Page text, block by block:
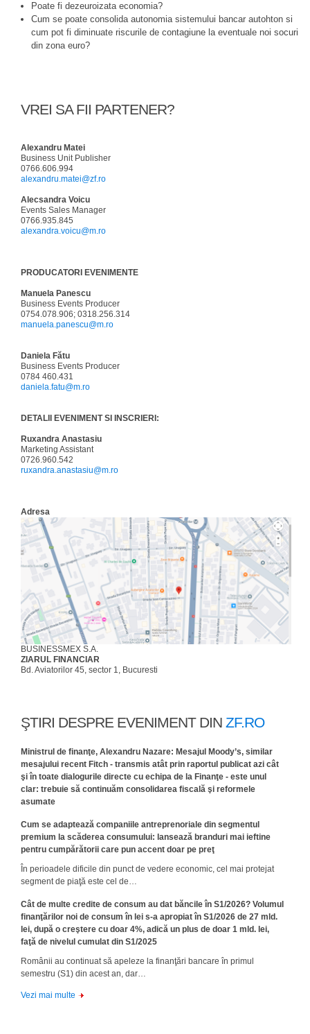
Poate fi dezeuroizata economia?
Cum se poate consolida autonomia sistemului bancar autohton si
cum pot fi diminuate riscurile de contagiune la eventuale noi socuri
din zona euro?
VREI SA FII PARTENER?
Alexandru Matei
Business Unit Publisher
0766.606.994
alexandru.matei@zf.ro
Alecsandra Voicu
Events Sales Manager
0766.935.845
alexandra.voicu@m.ro
PRODUCATORI EVENIMENTE
Manuela Panescu
Business Events Producer
0754.078.906; 0318.256.314
manuela.panescu@m.ro
Daniela Fătu
Business Events Producer
0784 460.431
daniela.fatu@m.ro
DETALII EVENIMENT SI INSCRIERI:
Ruxandra Anastasiu
Marketing Assistant
0726.960.542
ruxandra.anastasiu@m.ro
Adresa
BUSINESSMEX S.A.
ZIARUL FINANCIAR
Bd. Aviatorilor 45, sector 1, Bucuresti
ŞTIRI DESPRE EVENIMENT DIN ZF.RO
Ministrul de finanţe, Alexandru Nazare: Mesajul Moody’s, similar
mesajului recent Fitch - transmis atât prin raportul publicat azi cât
şi în toate dialogurile directe cu echipa de la Finanţe - este unul
clar: trebuie să continuăm consolidarea fiscală şi reformele
asumate
Cum se adaptează companiile antreprenoriale din segmentul
premium la scăderea consumului: lansează branduri mai ieftine
pentru cumpărătorii care pun accent doar pe preţ
În perioadele dificile din punct de vedere economic, cel mai protejat
segment de piaţă este cel de…
Cât de multe credite de consum au dat băncile în S1/2026? Volumul
finanţărilor noi de consum în lei s-a apropiat în S1/2026 de 27 mld.
lei, după o creştere cu doar 4%, adică un plus de doar 1 mld. lei,
faţă de nivelul cumulat din S1/2025
Românii au continuat să apeleze la finanţări bancare în primul
semestru (S1) din acest an, dar…
Vezi mai multe